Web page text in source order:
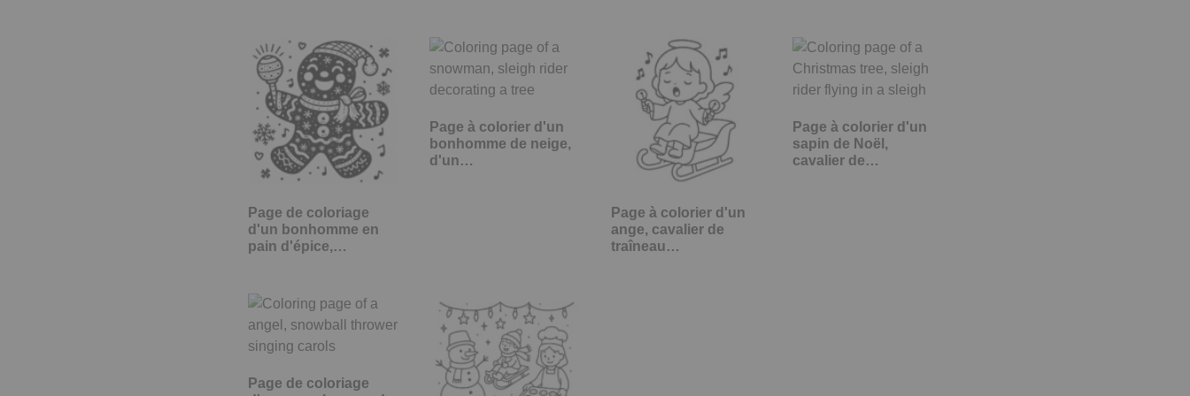
Page de coloriage
d'un bonhomme en
pain d'épice,…
Page à colorier d'un
bonhomme de neige,
d'un…
Page à colorier d'un
ange, cavalier de
traîneau…
Page à colorier d'un
sapin de Noël,
cavalier de…
Page de coloriage